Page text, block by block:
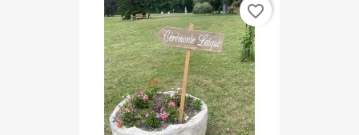
favorite_border